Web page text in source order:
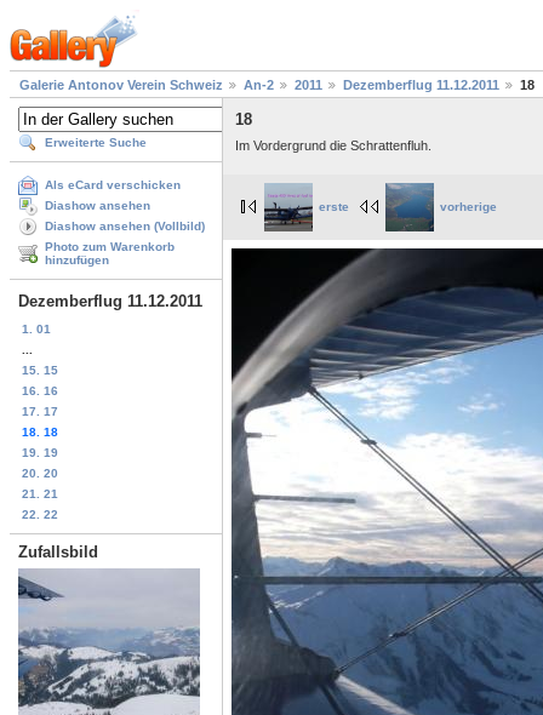
Galerie Antonov Verein Schweiz An-2 2011 Dezemberflug 11.12.2011 18
Erweiterte Suche
Als eCard verschicken
Diashow ansehen
Diashow ansehen (Vollbild)
Photo zum Warenkorb
hinzufügen
Dezemberflug 11.12.2011
1. 01
15. 15
16. 16
17. 17
18. 18
19. 19
20. 20
21. 21
22. 22
Zufallsbild
18
Im Vordergrund die Schrattenfluh.
erste vorherige